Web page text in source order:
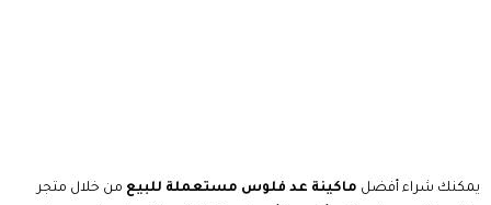
يمكنك شراء أفضل ماكينة عد فلوس مستعملة للبيع من خلال متجر